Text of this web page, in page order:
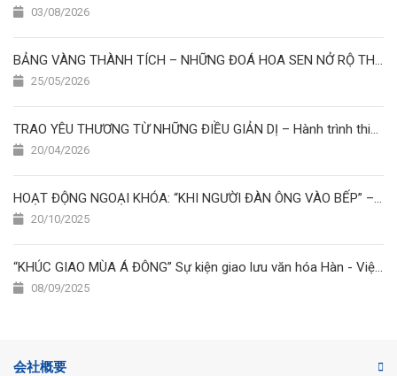
03/08/2026
25/05/2026
20/04/2026
20/10/2025
08/09/2025
会社概要